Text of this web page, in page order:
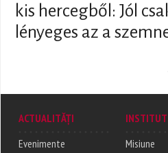
kis hercegből: Jól
lényeges az a
ACTUALITĂȚI
Evenimente
INSTITUT
Misiune